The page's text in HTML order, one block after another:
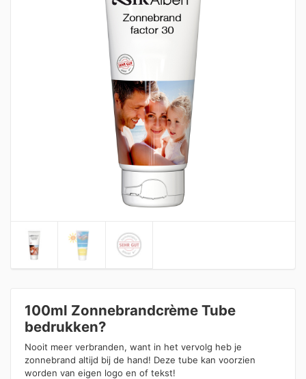
100ml Zonnebrandcrème Tube
bedrukken?
Nooit meer verbranden, want in het vervolg heb je
zonnebrand altijd bij de hand! Deze tube kan voorzien
worden van eigen logo en of tekst!